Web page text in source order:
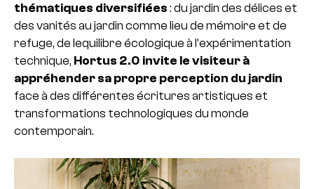
thématiques diversifiées : du jardin des délices et
des vanités au jardin comme lieu de mémoire et de
refuge, de lequilibre écologique à l’expérimentation
technique, Hortus 2.0 invite le visiteur à
appréhender sa propre perception du jardin
face à des différentes écritures artistiques et
transformations technologiques du monde
contemporain.